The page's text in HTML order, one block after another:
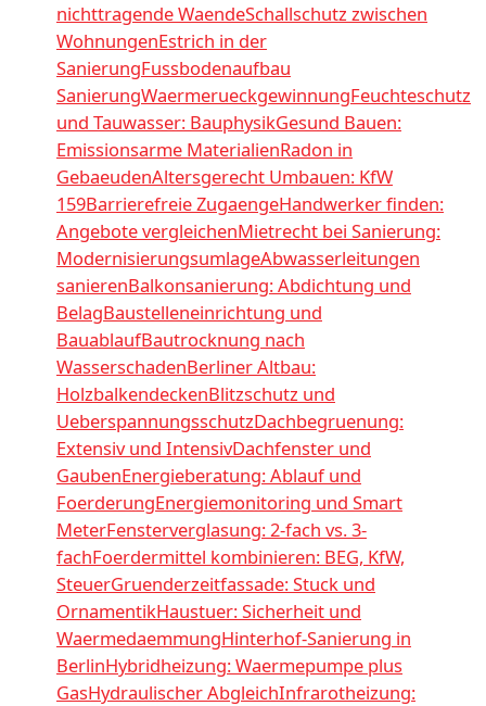
nichttragende WaendeSchallschutz zwischen
WohnungenEstrich in der
SanierungFussbodenaufbau
SanierungWaermerueckgewinnungFeuchteschutz
und Tauwasser: BauphysikGesund Bauen:
Emissionsarme MaterialienRadon in
GebaeudenAltersgerecht Umbauen: KfW
159Barrierefreie ZugaengeHandwerker finden:
Angebote vergleichenMietrecht bei Sanierung:
ModernisierungsumlageAbwasserleitungen
sanierenBalkonsanierung: Abdichtung und
BelagBaustelleneinrichtung und
BauablaufBautrocknung nach
WasserschadenBerliner Altbau:
HolzbalkendeckenBlitzschutz und
UeberspannungsschutzDachbegruenung:
Extensiv und IntensivDachfenster und
GaubenEnergieberatung: Ablauf und
FoerderungEnergiemonitoring und Smart
MeterFensterverglasung: 2-fach vs. 3-
fachFoerdermittel kombinieren: BEG, KfW,
SteuerGruenderzeitfassade: Stuck und
OrnamentikHaustuer: Sicherheit und
WaermedaemmungHinterhof-Sanierung in
BerlinHybridheizung: Waermepumpe plus
GasHydraulischer AbgleichInfrarotheizung: